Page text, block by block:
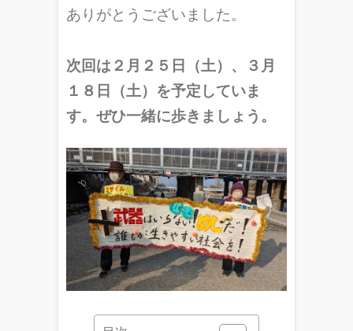
ありがとうございました。
次回は２月２５日（土）、３月
１８日（土）を予定していま
す。ぜひ一緒に歩きましょう。